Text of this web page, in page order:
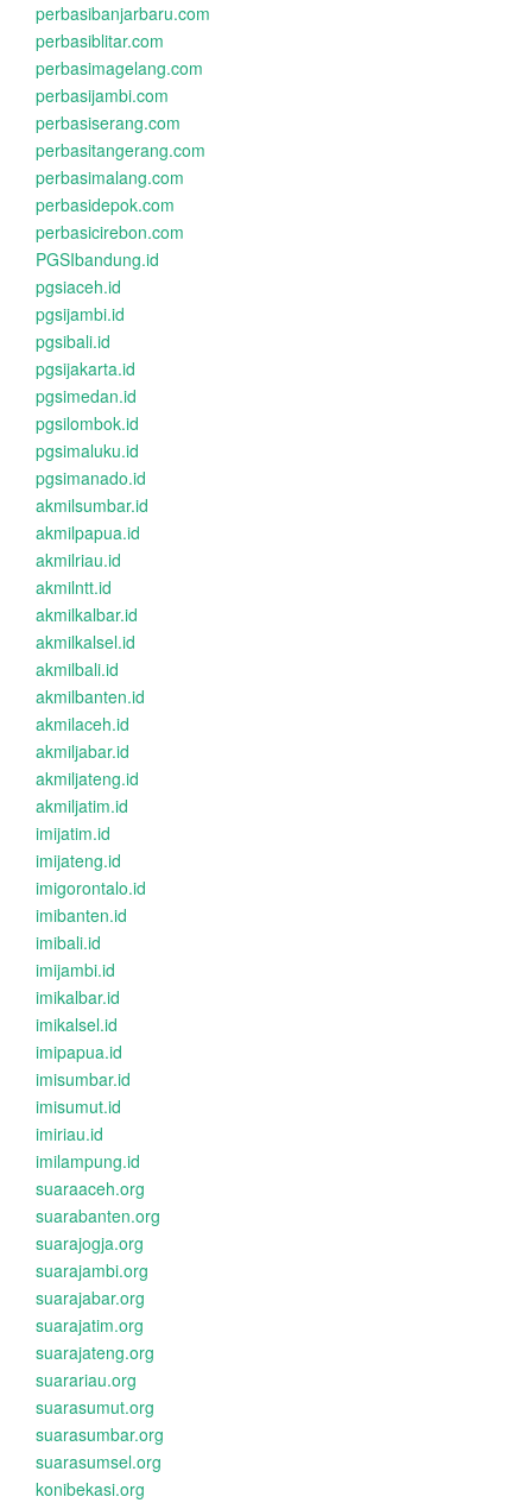
perbasibanjarbaru.com
perbasiblitar.com
perbasimagelang.com
perbasijambi.com
perbasiserang.com
perbasitangerang.com
perbasimalang.com
perbasidepok.com
perbasicirebon.com
PGSIbandung.id
pgsiaceh.id
pgsijambi.id
pgsibali.id
pgsijakarta.id
pgsimedan.id
pgsilombok.id
pgsimaluku.id
pgsimanado.id
akmilsumbar.id
akmilpapua.id
akmilriau.id
akmilntt.id
akmilkalbar.id
akmilkalsel.id
akmilbali.id
akmilbanten.id
akmilaceh.id
akmiljabar.id
akmiljateng.id
akmiljatim.id
imijatim.id
imijateng.id
imigorontalo.id
imibanten.id
imibali.id
imijambi.id
imikalbar.id
imikalsel.id
imipapua.id
imisumbar.id
imisumut.id
imiriau.id
imilampung.id
suaraaceh.org
suarabanten.org
suarajogja.org
suarajambi.org
suarajabar.org
suarajatim.org
suarajateng.org
suarariau.org
suarasumut.org
suarasumbar.org
suarasumsel.org
konibekasi.org